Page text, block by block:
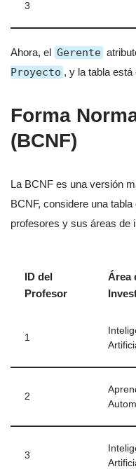
3
Ahora, el Gerente
Proyecto , y la tabla está
Forma
(BCNF)
La BCNF es una versión
BCNF, considere una
profesores y sus áreas de
ID del
Profesor
Área
1
2
3